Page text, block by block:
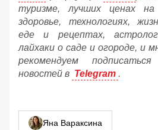
туризме, лучших ценах
здоровье, технологиях,
еде и рецептах,
лайхаки о саде и огороде, и
рекомендуем
новостей в Telegram .
Яна Вараксина